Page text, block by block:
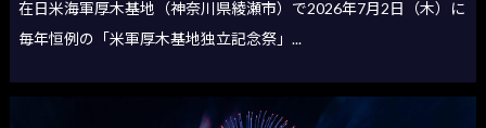
在日米海軍厚木基地（神奈川県綾瀬市）で2026年7月2日（木）に
毎年恒例の「米軍厚木基地独立記念祭」...